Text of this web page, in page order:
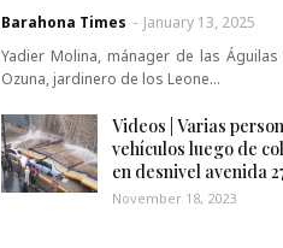
Barahona Times - January 13, 2025
Yadier Molina, mánager de las
Ozuna, jardinero de los Leone…
Videos | Varias
vehículos luego de
en desnivel avenida
November 18, 2023